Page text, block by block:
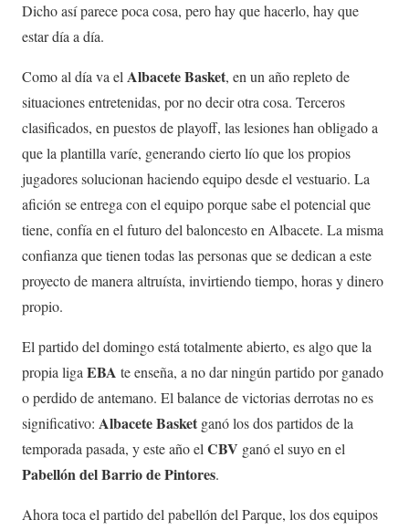
Dicho así parece poca cosa, pero hay que hacerlo, hay que
estar día a día.
Como al día va elAlbacete Basket, en un año repleto de
situaciones entretenidas, por no decir otra cosa. Terceros
clasificados, en puestos de playoff, las lesiones han obligado a
que la plantilla varíe, generando cierto lío que los propios
jugadores solucionan haciendo equipo desde el vestuario. La
afición se entrega con el equipo porque sabe el potencial que
tiene, confía en el futuro del baloncesto en Albacete. La misma
confianza que tienen todas las personas que se dedican a este
proyecto de manera altruísta, invirtiendo tiempo, horas y dinero
propio.
El partido del domingo está totalmente abierto, es algo que la
propia ligaEBA te enseña, a no dar ningún partido por ganado
o perdido de antemano. El balance de victorias derrotas no es
significativo: Albacete Basket ganó los dos partidos de la
temporada pasada, y este año elCBV ganó el suyo en el
Pabellón del Barrio de Pintores.
Ahora toca el partido del pabellón del Parque, los dos equipos